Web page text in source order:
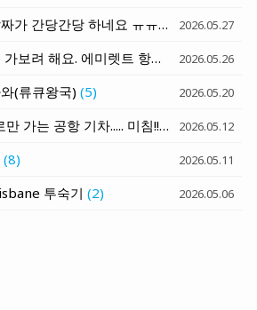
힐튼 무료숙박권 날짜가 간당간당 하네요 ㅠㅠ(7) 2026.05.27
광저우 중국을 처음 가보려 해요. 에미렛트 항공 발권 질문 (1)
2026.05.26
(류큐왕국) (5) 2026.05.20
인천공항 - 한쪽으로만 가는 공항 기차..... 미침!!!(6)2026.05.12
(8) 2026.05.11
투숙기 (2) 2026.05.06